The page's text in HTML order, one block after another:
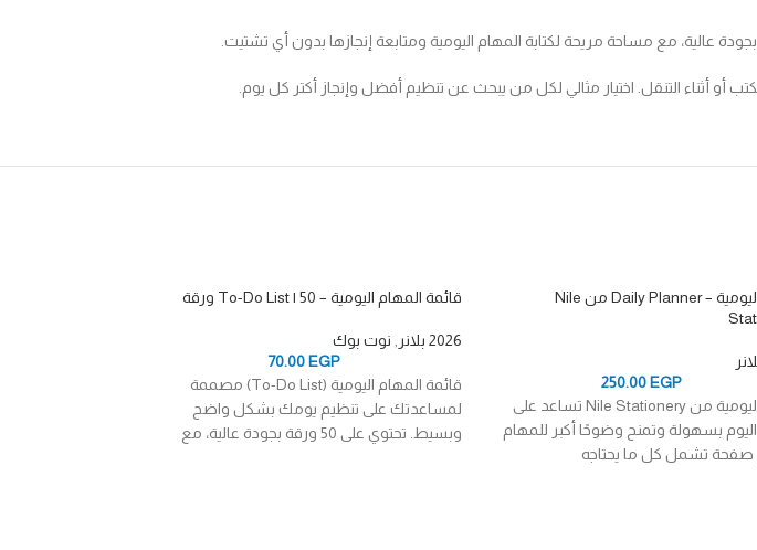
أو أثناء التنقل. اختيار مثالي لكل من يبحث عن تنظيم أفضل وإنجاز أكتر كل يوم.
البلانر اليومية – Daily Planner من Nile
250.00 EGP
البلانر اليومية من Nile Stationery تساعد على
بسهولة وتمنح وضوحًا أكبر للمهام
تشمل كل ما يحتاجه
قائمة المهام اليومية – To-Do List | 50 ورقة
2026 بلانر
نوت بوك
70.00 EGP
قائمة المهام اليومية (To-Do List) مصممة
لمساعدتك على تنظيم يومك بشكل واضح
وبسيط. تحتوي على 50 ورقة بجودة عالية، مع